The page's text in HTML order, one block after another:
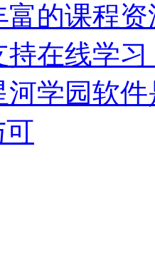
富的课程
持在线学
河学园软
可